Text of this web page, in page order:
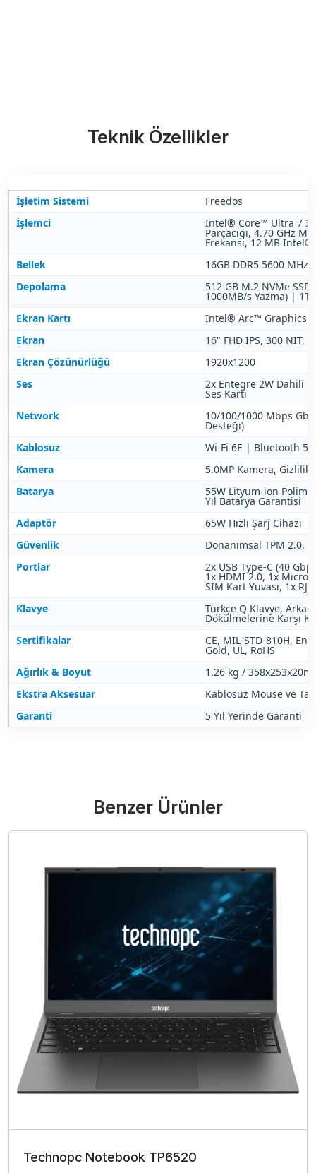
Teknik Özellikler
İşletim Sistemi
Freedos
İşlemci
Intel® Core™ Ultra 7
Parçacığı, 4.70 GHz
Frekansı, 12 MB
Bellek
16GB DDR5 5600 MHz
Depolama
512 GB M.2 NVMe
1000MB/s Yazma) |
Ekran Kartı
Intel® Arc™ Graphics
Ekran
16" FHD IPS, 300 NIT,
Ekran Çözünürlüğü
1920x1200
Ses
2x Entegre 2W Dahili
Ses Kartı
Network
10/100/1000 Mbps Gbit
Desteği)
Kablosuz
Wi-Fi 6E | Bluetooth
Kamera
5.0MP Kamera,
Batarya
55W Lityum-ion
Yıl Batarya Garantisi
Adaptör
65W Hızlı Şarj Cihazı
Güvenlik
Donanımsal TPM 2.0,
Portlar
2x USB Type-C (40
1x HDMI 2.0, 1x
SIM Kart Yuvası, 1x
Klavye
Türkçe Q Klavye,
Dökülmelerine Karşı
Sertifikalar
CE, MIL-STD-810H,
Gold, UL, RoHS
Ağırlık & Boyut
1.26 kg /
Ekstra Aksesuar
Kablosuz Mouse ve
Garanti
5 Yıl Yerinde Garanti
Benzer Ürünler
Technopc Notebook TP6520